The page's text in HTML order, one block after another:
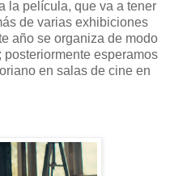
la película, que va a tener
de varias exhibiciones
año se organiza de modo
esperamos
en salas de cine en